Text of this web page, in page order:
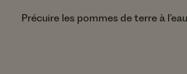
Précuire les pommes de terre à